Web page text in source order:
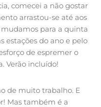
comecei a não gostar
arrastou-se até aos
para a quinta
estações do ano e pelo
de espremer o
Verão incluído!
de muito trabalho. E
Mas também é a